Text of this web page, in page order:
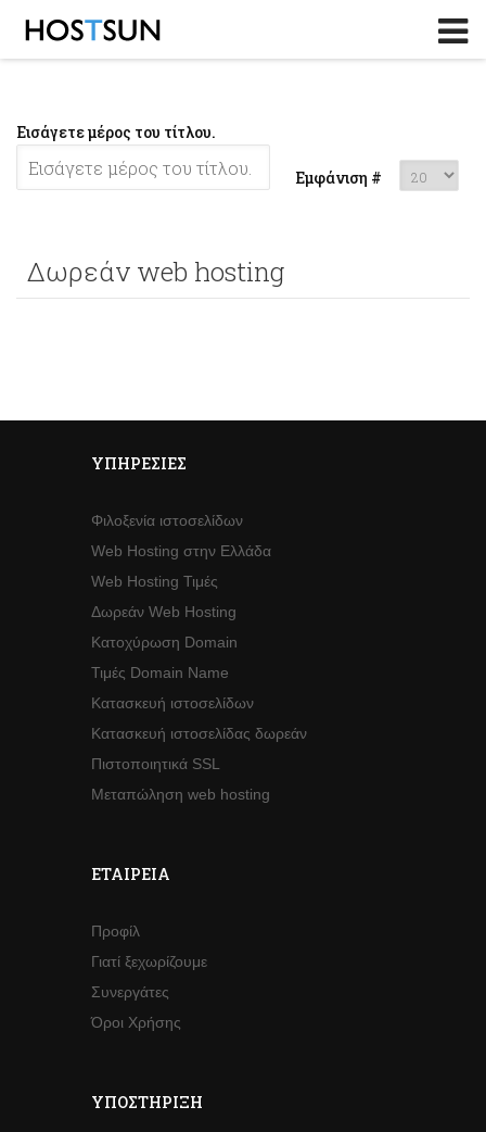
Εισάγετε μέρος του τίτλου.
Εμφάνιση #
Δωρεάν web hosting
ΥΠΗΡΕΣΊΕΣ
Φιλοξενία ιστοσελίδων
Web Hosting στην Ελλάδα
Web Hosting Τιμές
Δωρεάν Web Hosting
Κατοχύρωση Domain
Τιμές Domain Name
Κατασκευή ιστοσελίδων
Κατασκευή ιστοσελίδας δωρεάν
Πιστοποιητικά SSL
Μεταπώληση web hosting
ΕΤΑΙΡΕΊΑ
Προφίλ
Γιατί ξεχωρίζουμε
Συνεργάτες
Όροι Χρήσης
ΥΠΟΣΤΉΡΙΞΗ
Log in
Password